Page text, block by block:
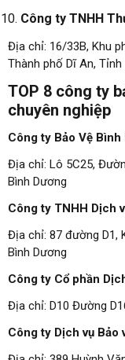
Công ty TNHH
Địa chỉ: 16/33B, Khu
Thành phố Dĩ An, Tỉnh
TOP 8 công ty
chuyên nghiệp
Công ty Bảo Vệ
Địa chỉ: Lô 5C25,
Bình Dương
Công ty TNHH Dịch
Địa chỉ: 87 đường D1,
Bình Dương
Công ty Cổ phần
Địa chỉ: D10 Đường
Công ty Dịch vụ Bảo